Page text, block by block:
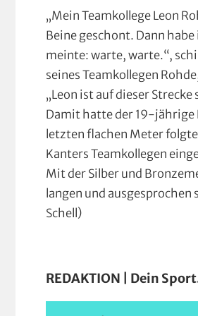
„Mein Teamkollege Leon
Beine geschont. Dann
meinte: warte, warte.“,
seines Teamkollegen
„Leon ist auf dieser
Damit hatte der 19-jährige
letzten flachen Meter
Kanters Teamkollegen
Mit der Silber und
langen und
Schell)
REDAKTION | Dein